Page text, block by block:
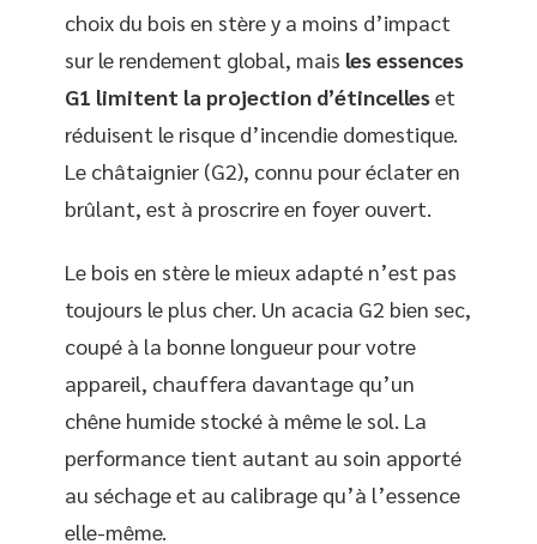
choix du bois en stère y a moins d’impact
sur le rendement global, mais les essences
G1 limitent la projection d’étincelleset
réduisent le risque d’incendie domestique.
Le châtaignier (G2), connu pour éclater en
brûlant, est à proscrire en foyer ouvert.
Le bois en stère le mieux adapté n’est pas
toujours le plus cher. Un acacia G2 bien sec,
coupé à la bonne longueur pour votre
appareil, chauffera davantage qu’un
chêne humide stocké à même le sol. La
performance tient autant au soin apporté
au séchage et au calibrage qu’à l’essence
elle-même.